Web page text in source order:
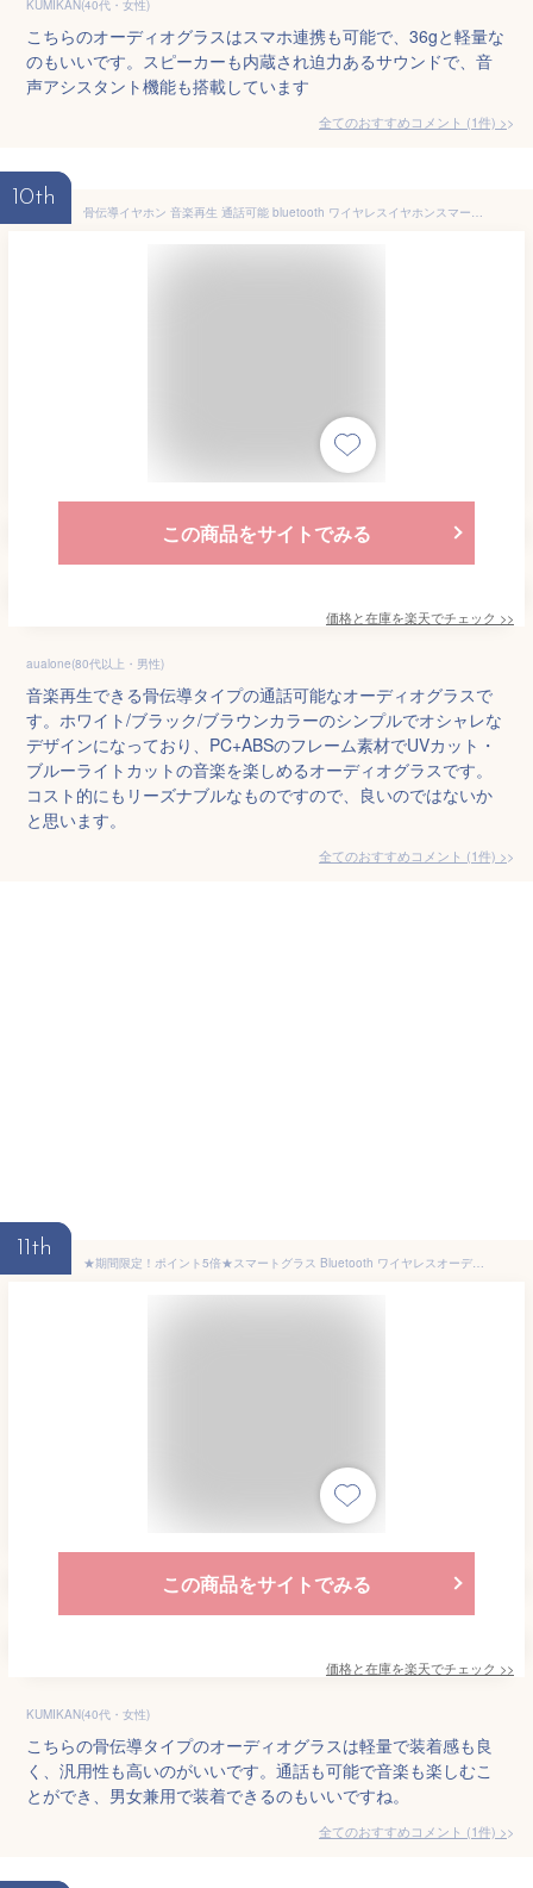
KUMIKAN(40代・女性)
こちらのオーディオグラスはスマホ連携も可能で、36gと軽量な
のもいいです。スピーカーも内蔵され迫力あるサウンドで、音
声アシスタント機能も搭載しています
全てのおすすめコメント (1件) >
10th
骨伝導イヤホン 音楽再生 通話可能 bluetooth ワイヤレスイヤホンスマートグラス メガネ スマートメガネ オーディオグラス サングラス Bluetooth イヤホン ワイヤレス ブルートゥース スピーカー ウーファー搭載 マイク搭載 ブルーライトカット 紫外線カット 防水
この商品をサイトでみる
価格と在庫を楽天でチェック >>
aualone(80代以上・男性)
音楽再生できる骨伝導タイプの通話可能なオーディオグラスで
す。ホワイト/ブラック/ブラウンカラーのシンプルでオシャレな
デザインになっており、PC+ABSのフレーム素材でUVカット・
ブルーライトカットの音楽を楽しめるオーディオグラスです。
コスト的にもリーズナブルなものですので、良いのではないか
と思います。
全てのおすすめコメント (1件) >
11th
★期間限定！ポイント5倍★スマートグラス Bluetooth ワイヤレスオーディオグラス メガネ 音楽 通話 対応 骨伝導イヤホン ブルートゥース ペアリング 快適 軽量 通話 IOS/Android適用 Siri 男女兼用
この商品をサイトでみる
価格と在庫を楽天でチェック >>
KUMIKAN(40代・女性)
こちらの骨伝導タイプのオーディオグラスは軽量で装着感も良
く、汎用性も高いのがいいです。通話も可能で音楽も楽しむこ
とができ、男女兼用で装着できるのもいいですね。
全てのおすすめコメント (1件) >